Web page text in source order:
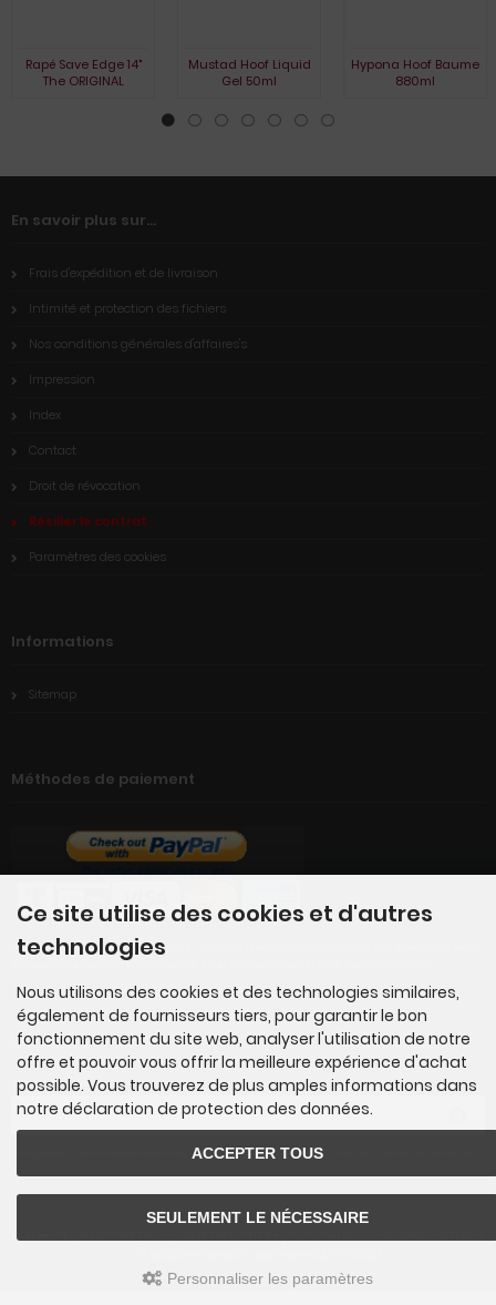
Rapé Save Edge 14"
The ORIGINAL
Mustad Hoof Liquid
Gel 50ml
Hypona Hoof Baume
880ml
En savoir plus sur...
Frais d'expédition et de livraison
Intimité et protection des fichiers
Nos conditions générales d'affaires's
Impression
Index
Contact
Droit de révocation
Résilier le contrat
Paramètres des cookies
Informations
Sitemap
Méthodes de paiement
La boîte peut être modifiée dans tpl_modified/boxes/box_miscellaneous.html. Les variables de
langue se trouvent dans le fichier tpl_modified/lang/french/lang_german.custom.
Inscription à la newsletter
Adresse électronique:
Vous pouvez vous désabonner de la newsletter à tout moment ici ou dans votre compte client.
Hufbeschlag24 © 2026 | Template © 2009-2026 bymodified eCommerce Shopsoftware
Ce site utilise des cookies et d'autres
technologies
Nous utilisons des cookies et des technologies similaires,
également de fournisseurs tiers, pour garantir le bon
fonctionnement du site web, analyser l'utilisation de notre
offre et pouvoir vous offrir la meilleure expérience d'achat
possible. Vous trouverez de plus amples informations dans
notre déclaration de protection des données.
ACCEPTER TOUS
SEULEMENT LE NÉCESSAIRE
Personnaliser les paramètres